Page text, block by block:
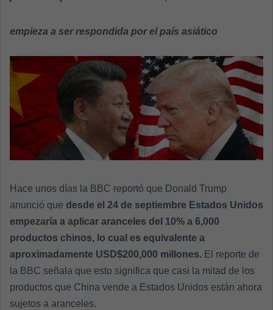
m
i
empieza a ser respondida por el país asiático
Hace unos días la BBC reportó que Donald Trump
anunció que desde el 24 de septiembre Estados Unidos
empezaría a aplicar aranceles del 10% a 6,000
productos chinos, lo cual es equivalente a
aproximadamente USD$200,000 millones. El reporte de
la BBC señala que esto significa que casi la mitad de los
productos que China vende a Estados Unidos están ahora
sujetos a aranceles.